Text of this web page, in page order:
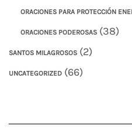
ORACIONES PARA PROTECCIÓN
ORACIONES PODEROSAS (38)
SANTOS MILAGROSOS (2)
UNCATEGORIZED (66)